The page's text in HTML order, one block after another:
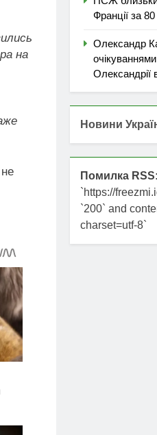
на
Франції за
Олександр
Олександрії
Новини
Помилка RSS:
`https://
`200` and
charset=utf-8`